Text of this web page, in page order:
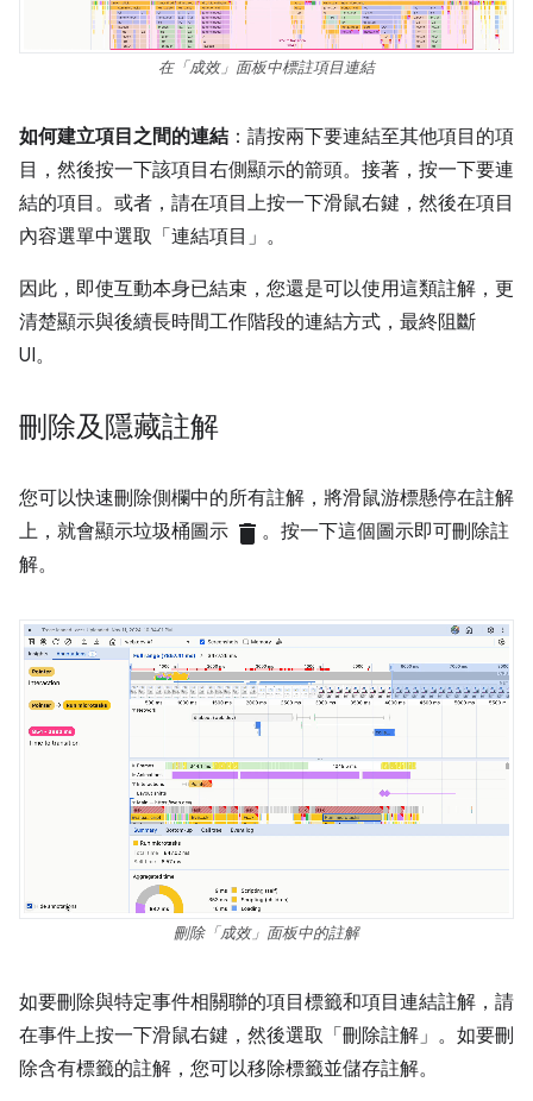
在「成效」面板中標註項目連結
如何建立項目之間的連結 ：請按兩下要連結至其他項目的項
目，然後按一下該項目右側顯示的箭頭。接著，按一下要連
結的項目。或者，請在項目上按一下滑鼠右鍵，然後在項目
內容選單中選取「連結項目」。
因此，即使互動本身已結束，您還是可以使用這類註解，更
清楚顯示與後續長時間工作階段的連結方式，最終阻斷
UI。
刪除及隱藏註解
您可以快速刪除側欄中的所有註解，將滑鼠游標懸停在註解
上，就會顯示垃圾桶圖示 delete 。按一下這個圖示即可刪除註
解。
刪除「成效」面板中的註解
如要刪除與特定事件相關聯的項目標籤和項目連結註解，請
在事件上按一下滑鼠右鍵，然後選取「刪除註解」。如要刪
除含有標籤的註解，您可以移除標籤並儲存註解。